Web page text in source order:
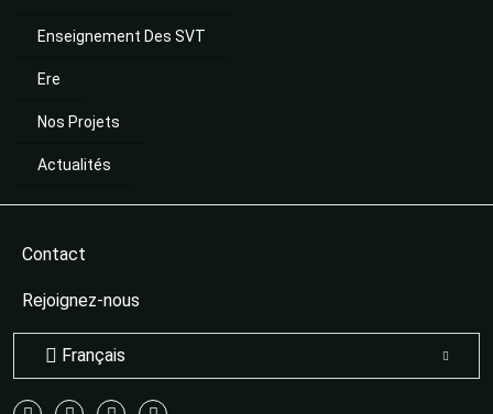
Contact
Rejoignez-nous
Français
Enseignement Des SVT
Ere
Nos Projets
Actualités